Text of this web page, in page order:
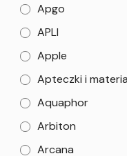
Apgo
APLI
Apple
Apteczki i
Aquaphor
Arbiton
Arcana